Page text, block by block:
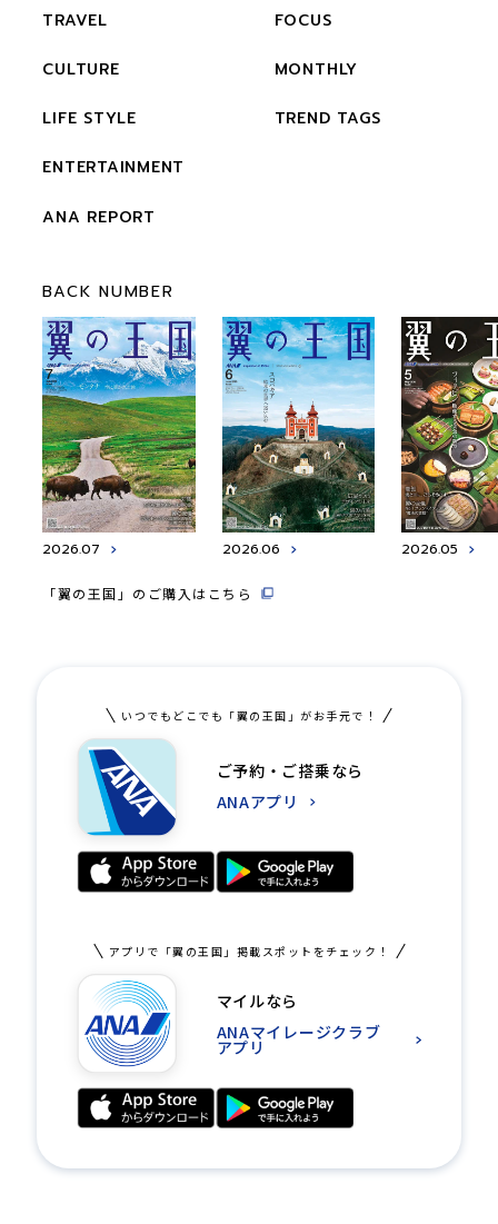
TRAVEL
CULTURE
LIFE STYLE
ENTERTAINMENT
ANA REPORT
FOCUS
MONTHLY
TREND TAGS
BACK NUMBER
2026.07 2026.06 2026.05
「翼の王国」のご購入はこちら
いつでもどこでも「翼の王国」がお手元で！
ご予約・ご搭乗なら
ANAアプリ
アプリで「翼の王国」掲載スポットをチェック！
マイルなら
ANAマイレージクラブ
アプリ